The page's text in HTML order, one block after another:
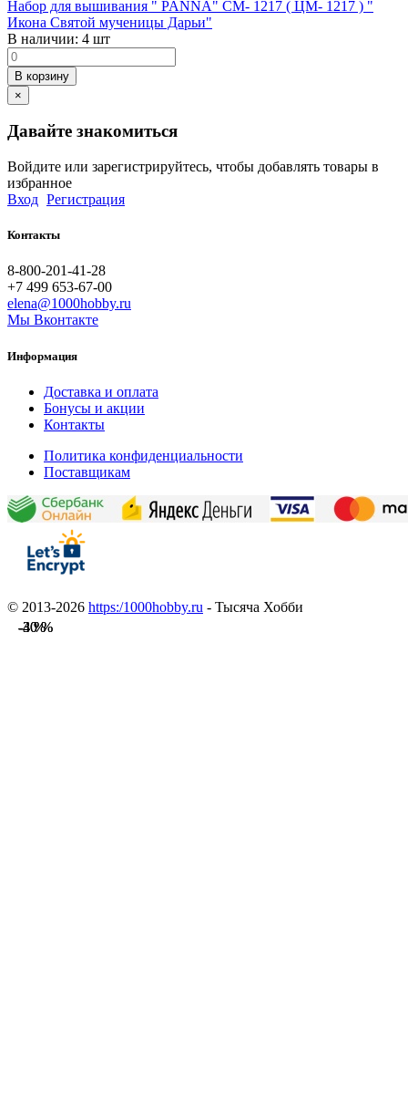
-40 %
-40 %
-3 %
-3 %
Набор для вышивания " PANNA" CM- 1217 ( ЦМ- 1217 ) "
Икона Святой мученицы Дарьи"
В наличии: 4 шт
В корзину
×
Давайте знакомиться
Войдите или зарегистрируйтесь, чтобы добавлять товары в
избранное
Вход Регистрация
Контакты
8-800-201-41-28
+7 499 653-67-00
elena@1000hobby.ru
Мы Вконтакте
Информация
Доставка и оплата
Бонусы и акции
Контакты
Политика конфиденциальности
Поставщикам
© 2013-2026 https:/1000hobby.ru - Тысяча Хобби